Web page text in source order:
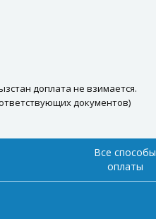
доплата не взимается.
документов)
Все способы
оплаты